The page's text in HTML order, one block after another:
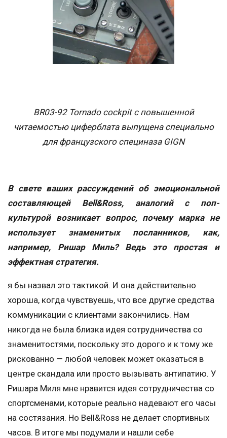
BR03-92 Tornado cockpit с повышенной
читаемостью циферблата выпущена специально
для французского специназа GIGN
В свете ваших рассуждений об эмоциональной
составляющей Bell&Ross, аналогий с поп-
культурой возникает вопрос, почему марка не
использует знаменитых посланников, как,
например, Ришар Миль? Ведь это простая и
эффектная стратегия.
я бы назвал это тактикой. И она действительно
хороша, когда чувствуешь, что все другие средства
коммуникации с клиентами закончились. Нам
никогда не была близка идея сотрудничества со
знаменитостями, поскольку это дорого и к тому же
рискованно — любой человек может оказаться в
центре скандала или просто вызывать антипатию. У
Ришара Миля мне нравится идея сотрудничества со
спортсменами, которые реально надевают его часы
на состязания. Но Bell&Ross не делает спортивных
часов. В итоге мы подумали и нашли себе